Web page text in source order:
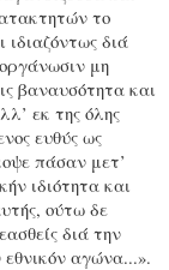
το
διά
μη
βαναυσότητα και
εκ της όλης
ευθύς ως
πάσαν μετ’
ιδιότητα και
ούτω δε
διά την
εθνικόν αγώνα...».